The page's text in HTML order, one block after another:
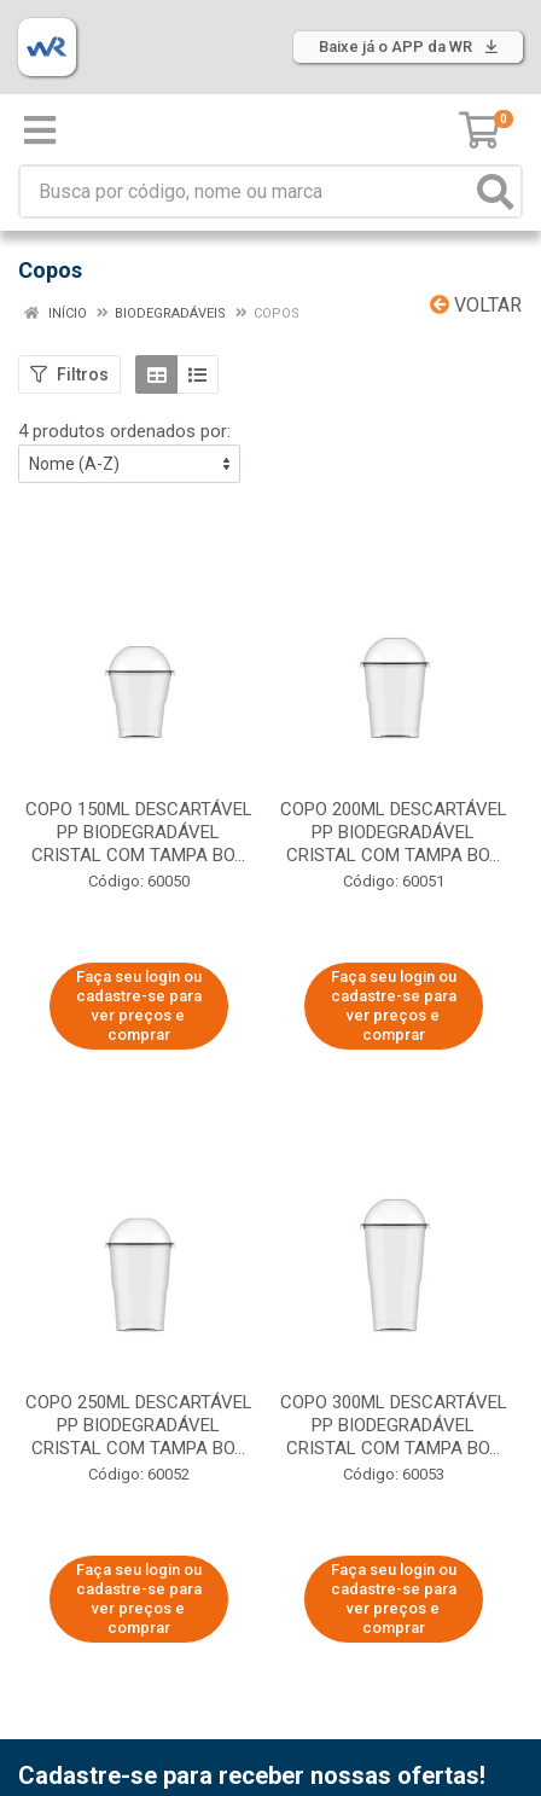
Baixe já o APP da WR
0
Copos
VOLTAR
INÍCIO BIODEGRADÁVEIS COPOS
Filtros
4 produtos ordenados por:
COPO 150ML DESCARTÁVEL
PP BIODEGRADÁVEL
CRISTAL COM TAMPA BO...
Código: 60050
Faça seu login ou
cadastre-se para
ver preços e
comprar
COPO 200ML DESCARTÁVEL
PP BIODEGRADÁVEL
CRISTAL COM TAMPA BO...
Código: 60051
Faça seu login ou
cadastre-se para
ver preços e
comprar
COPO 250ML DESCARTÁVEL
PP BIODEGRADÁVEL
CRISTAL COM TAMPA BO...
Código: 60052
Faça seu login ou
cadastre-se para
ver preços e
comprar
COPO 300ML DESCARTÁVEL
PP BIODEGRADÁVEL
CRISTAL COM TAMPA BO...
Código: 60053
Faça seu login ou
cadastre-se para
ver preços e
comprar
Cadastre-se para receber nossas ofertas!